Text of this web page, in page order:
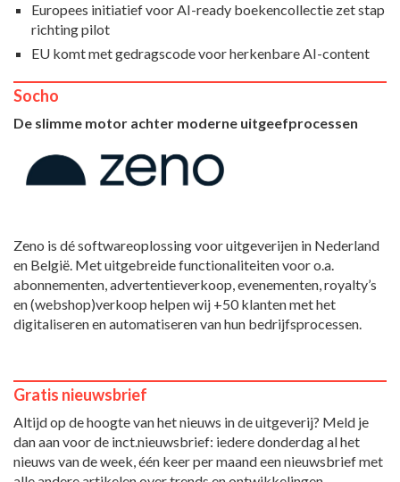
Europees initiatief voor AI-ready boekencollectie zet stap
richting pilot
EU komt met gedragscode voor herkenbare AI-content
Socho
De slimme motor achter moderne uitgeefprocessen
Zeno is dé softwareoplossing voor uitgeverijen in Nederland
en België. Met uitgebreide functionaliteiten voor o.a.
abonnementen, advertentieverkoop, evenementen, royalty’s
en (webshop)verkoop helpen wij +50 klanten met het
digitaliseren en automatiseren van hun bedrijfsprocessen.
Gratis nieuwsbrief
Altijd op de hoogte van het nieuws in de uitgeverij? Meld je
dan aan voor de inct.nieuwsbrief: iedere donderdag al het
nieuws van de week, één keer per maand een nieuwsbrief met